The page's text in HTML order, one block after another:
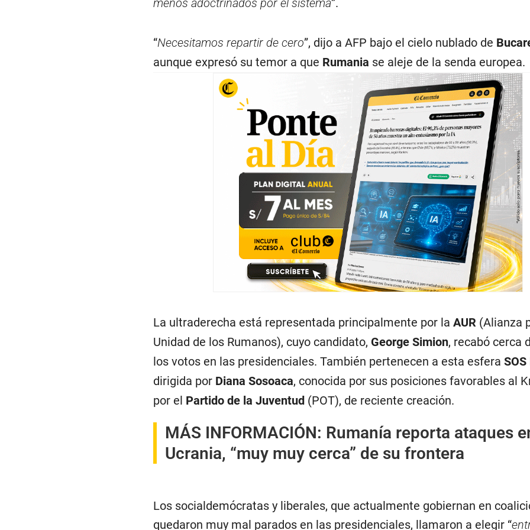
menos adoctrinados por el sistema”.
“Necesitamos repartir de cero”, dijo a AFP bajo el cielo nublado de
aunque expresó su temor a que Rumania se aleje de la senda europea.
La ultraderecha está representada principalmente por la AUR(Alianza
Unidad de los Rumanos), cuyo candidato, George Simion, recabó cerca
los votos en las presidenciales. También pertenecen a esta esfera
dirigida por Diana Sosoaca, conocida por sus posiciones favorables al
por el Partido de la Juventud(POT), de reciente creación.
MÁS INFORMACIÓN: Rumanía reporta ataques
Ucrania, “muy muy cerca” de su frontera
Los socialdemócratas y liberales, que actualmente gobiernan en
quedaron muy mal parados en las presidenciales, llamaron a elegir “